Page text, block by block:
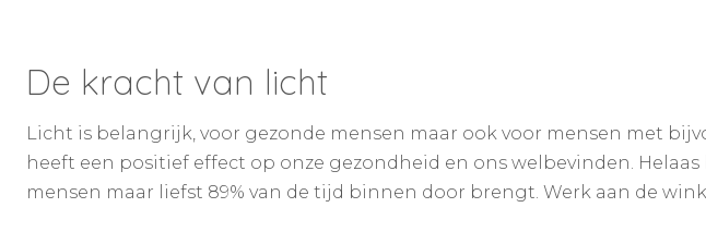
De kracht van licht
Licht is belangrijk, voor gezonde mensen maar ook voor mensen met
heeft een positief effect op onze gezondheid en ons welbevinden.
mensen maar liefst 89% van de tijd binnen door brengt. Werk aan de